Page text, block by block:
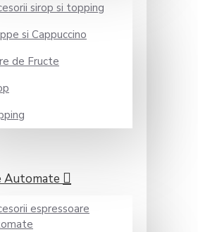
sirop si topping
si Cappuccino
de Fructe
Automate
espressoare